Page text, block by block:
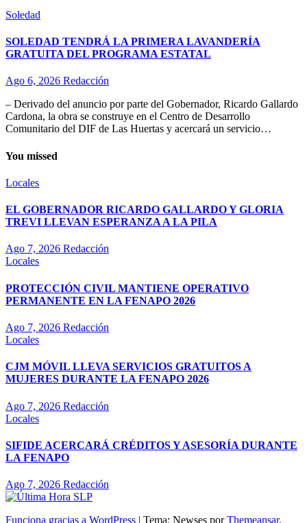
Soledad
SOLEDAD TENDRÁ LA PRIMERA LAVANDERÍA
GRATUITA DEL PROGRAMA ESTATAL
Ago 6, 2026 Redacción
– Derivado del anuncio por parte del Gobernador, Ricardo Gallardo
Cardona, la obra se construye en el Centro de Desarrollo
Comunitario del DIF de Las Huertas y acercará un servicio…
You missed
Locales
EL GOBERNADOR RICARDO GALLARDO Y GLORIA
TREVI LLEVAN ESPERANZA A LA PILA
Ago 7, 2026 Redacción
Locales
PROTECCIÓN CIVIL MANTIENE OPERATIVO
PERMANENTE EN LA FENAPO 2026
Ago 7, 2026 Redacción
Locales
CJM MÓVIL LLEVA SERVICIOS GRATUITOS A
MUJERES DURANTE LA FENAPO 2026
Ago 7, 2026 Redacción
Locales
SIFIDE ACERCARÁ CRÉDITOS Y ASESORÍA DURANTE
LA FENAPO
Ago 7, 2026 Redacción
Funciona gracias a WordPress | Tema: Newses porThemeansar.